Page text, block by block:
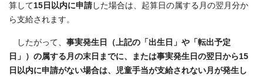
算して15日以内に申請した場合は、起算日の属する月の翌月分か
ら支給されます。
したがって、 事実発生日（上記の「出生日」や「転出予定
日」）の属する月の末日までに、または事実発生日の翌日から15
日以内に申請がない場合は、児童手当が支給されない月が発生し